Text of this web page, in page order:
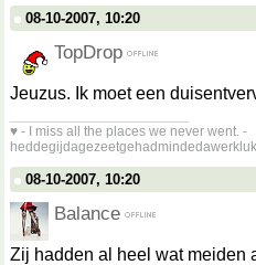
08-10-2007, 10:20
TopDrop
Jeuzus. Ik moet een
♥ - I miss all the places we never went. -
08-10-2007, 10:20
Balance
Zij hadden al heel wat meiden